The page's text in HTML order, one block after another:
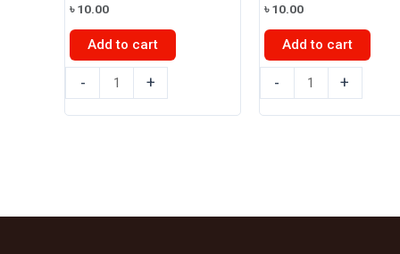
৳10.00
Add to cart
-
সুইটস
পটেটো
+
৳10.00
Add to cart
-
চকোলেট
প্লাস
+